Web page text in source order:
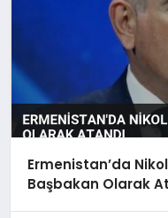
Ermenistan’da
Başbakan Olarak